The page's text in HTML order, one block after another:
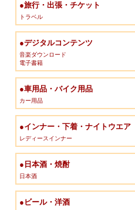
●旅行・出張・チケット
トラベル
●デジタルコンテンツ
音楽ダウンロード
電子書籍
●車用品・バイク用品
カー用品
●インナー・下着・ナイトウエア
レディースインナー
●日本酒・焼酎
日本酒
●ビール・洋酒